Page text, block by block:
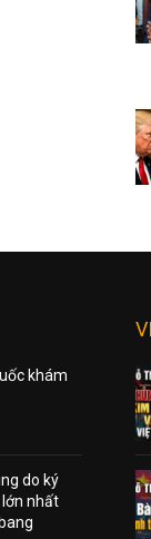
khám
do ký
nhất